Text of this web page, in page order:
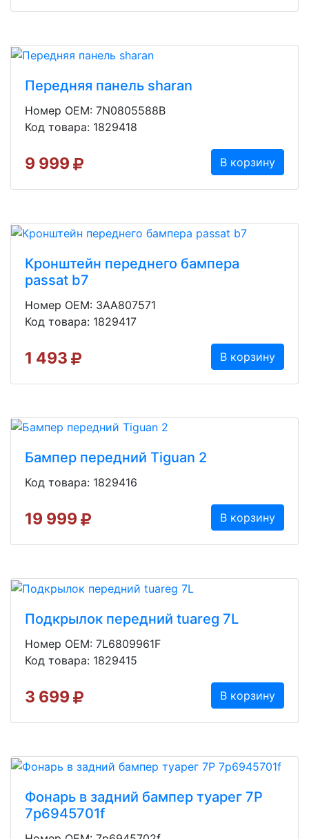
Передняя панель sharan
Номер OEM: 7N0805588B
Код товара: 1829418
9 999 В корзину
Кронштейн переднего бампера
passat b7
Номер OEM: 3AA807571
Код товара: 1829417
1 493 В корзину
Бампер передний Tiguan 2
Код товара: 1829416
19 999 В корзину
Подкрылок передний tuareg 7L
Номер OEM: 7L6809961F
Код товара: 1829415
3 699 В корзину
Фонарь в задний бампер туарег 7P
7p6945701f